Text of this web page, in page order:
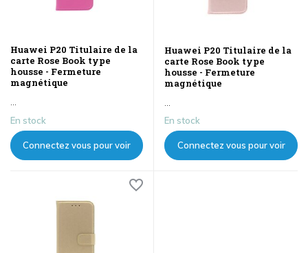
Huawei P20 Titulaire de la
carte Rose Book type
housse - Fermeture
magnétique
...
En stock
Connectez vous pour voir
Huawei P20 Titulaire de la
carte Rose Book type
housse - Fermeture
magnétique
...
En stock
Connectez vous pour voir